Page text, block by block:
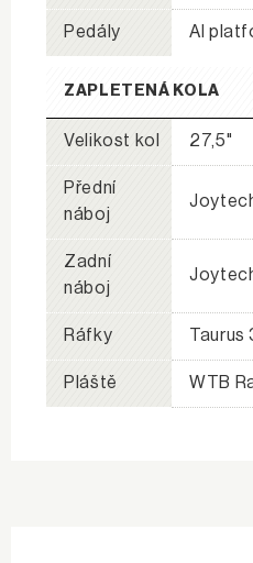
Pedály Al
ZAPLETENÁ KOLA
Velikost kol 27,5"
Přední
náboj
Zadní
náboj
Ráfky Taurus
Pláště WTB